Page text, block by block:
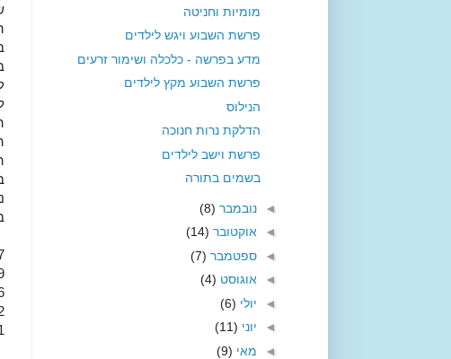
מומיות וחניטה
פרשת השבוע ויגש לילדים
מדע בפרשה - כלכלה ושימור זרעים
פרשת השבוע מקץ לילדים
הנילוס
הדלקת נרות חנוכה
פרשת וישב לילדים
בשמים בתורה
◄ נובמבר (8)
◄ אוקטובר (14)
◄ ספטמבר (7)
◄ אוגוסט (4)
◄ יולי (6)
◄ יוני (11)
◄ מאי (9)